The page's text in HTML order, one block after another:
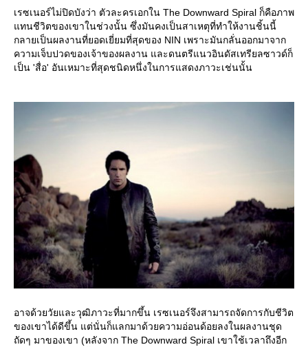
เรซเนอร์ไม่ปิดบังว่า ตัวละครเอกใน The Downward Spiral ก็คือภาพ
ทนชีวิตของเขาในช่วงนั้น ซึ่งมันคงเป็นสาเหตุที่ทำให้งานชิ้นนี้
กลายเป็นผลงานที่ยอดเยี่ยมที่สุดของ NIN เพราะมันกลั่นออกมาจาก
ความเจ็บปวดของเจ้าของผลงาน และดนตรีแนวอินดัสเทรียลซาวด์ก็
เป็น 'สื่อ' อันเหมาะที่สุดชนิดหนึ่งในการแสดงภาวะเช่นนั้น
อาจด้วยวัยและวุฒิภาวะที่มากขึ้น เรซเนอร์จึงสามารถจัดการกับชีวิต
ของเขาได้ดีขึ้น แต่นั่นก็แลกมาด้วยความอ่อนด้อยลงในผลงานชุด
ถัดๆ มาของเขา (หลังจาก The Downward Spiral เขาใช้เวลาถึงอีก